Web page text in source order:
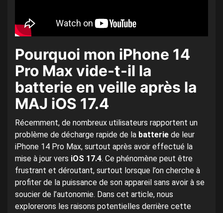
Pourquoi mon iPhone 14
Pro Max vide-t-il la
batterie en veille après la
MAJ iOS 17.4
Récemment, de nombreux utilisateurs rapportent un
problème de décharge rapide de la batterie de leur
iPhone 14 Pro Max, surtout après avoir effectué la
mise à jour vers iOS 17.4. Ce phénomène peut être
frustrant et déroutant, surtout lorsque l’on cherche à
profiter de la puissance de son appareil sans avoir à se
soucier de l’autonomie. Dans cet article, nous
explorerons les raisons potentielles derrière cette